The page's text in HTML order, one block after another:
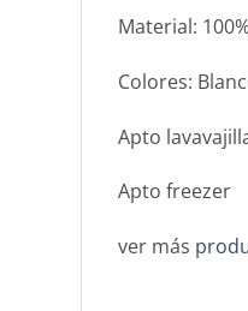
Material:
Colores:
Apto
Apto freezer
ver más